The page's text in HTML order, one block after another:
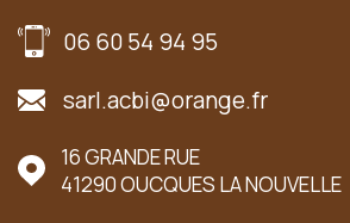
06 60 54 94 95
sarl.acbi@orange.fr
16 GRANDE RUE
41290 OUCQUES LA NOUVELLE